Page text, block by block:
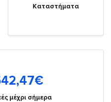
Καταστήματα
€
μέχρι σήμερα